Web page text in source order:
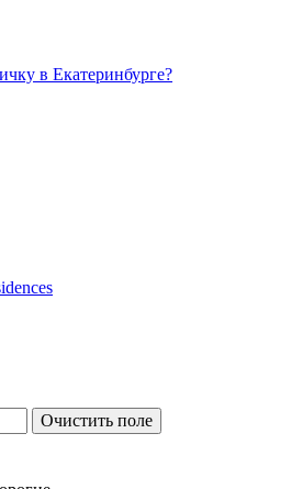
в Екатеринбурге?
Очистить поле